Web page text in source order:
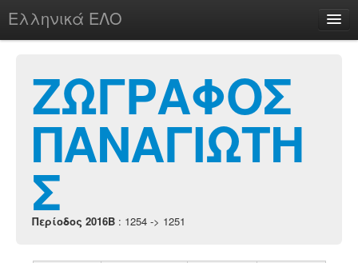
Ελληνικά ΕΛΟ
chesstu.be @ discord
Login
ΖΩΓΡΑΦΟΣ
ΠΑΝΑΓΙΩΤΗ
Σ
Περίοδος 2016B : 1254 -> 1251